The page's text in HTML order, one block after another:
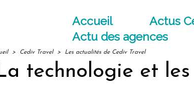
Accueil
Actus
Actu des agences
> Cediv Travel > Les actualités de Cediv Travel
technologie et